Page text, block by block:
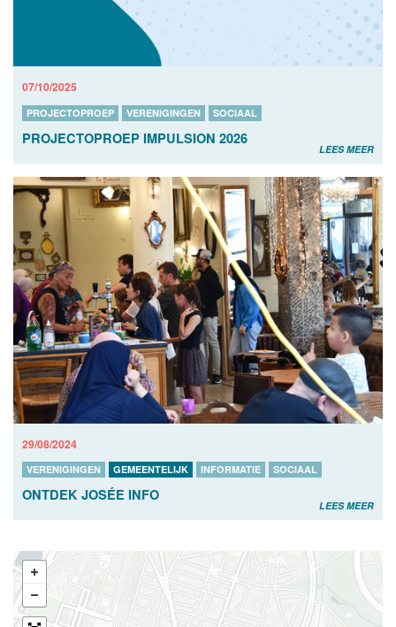
07/10/2025
PROJECTOPROEP VERENIGINGEN SOCIAAL
PROJECTOPROEP IMPULSION 2026
LEES MEER
29/08/2024
VERENIGINGEN GEMEENTELIJK INFORMATIE SOCIAAL
ONTDEK JOSÉE INFO
LEES MEER